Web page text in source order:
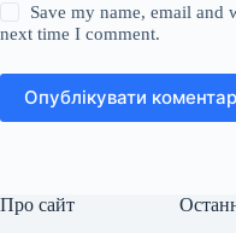
Save my name, email and
next time I comment.
Опублікувати коментар
Про сайт